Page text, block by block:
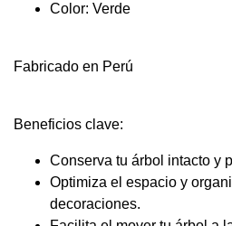
Color: Verde
Fabricado en Perú
Beneficios clave:
Conserva tu árbol intacto y
Optimiza el espacio y
decoraciones.